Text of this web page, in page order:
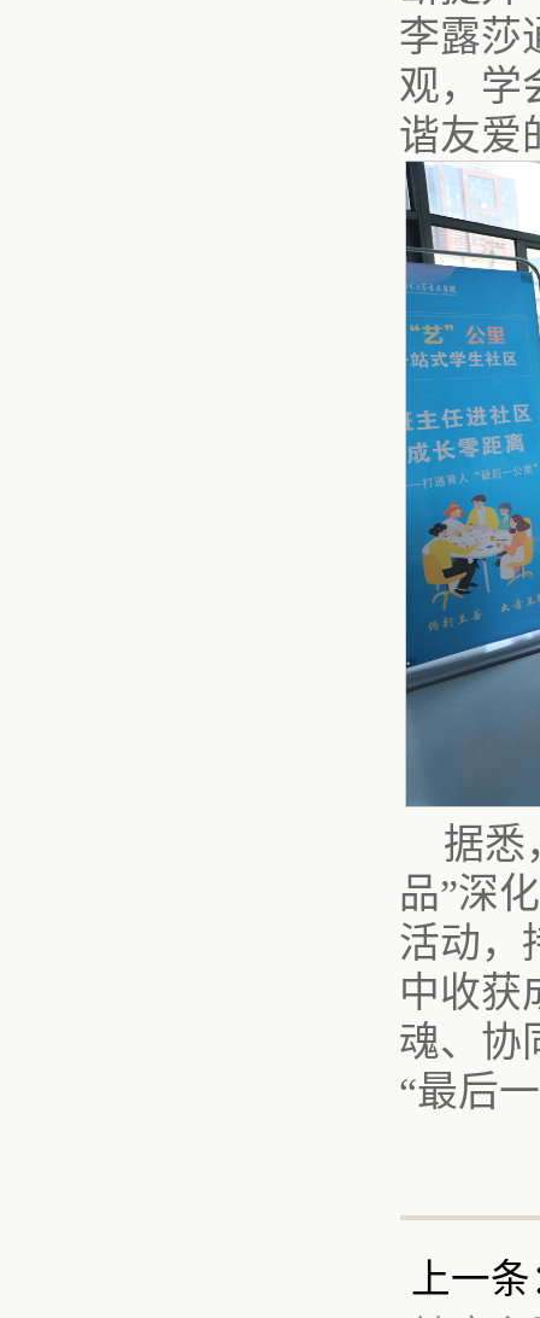
李露莎
观，学
谐友爱
据悉
品”深
活动，
中收获
魂、协
“最后
上一